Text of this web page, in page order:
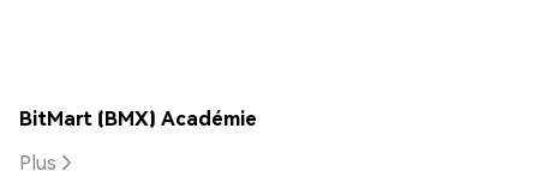
BitMart (BMX) Académie
Plus